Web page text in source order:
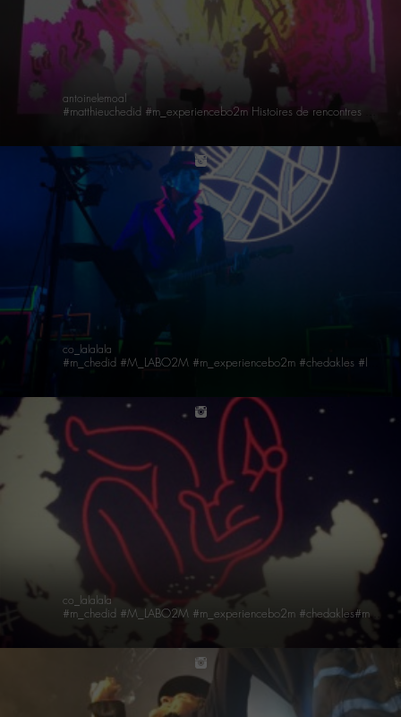
antoinelemoal
co_lalalala
instagram
co_lalalala
#m_chedid #M_LABO2M #m_experiencebo2m #chedakles#matthieuchedid
instagram
instagram